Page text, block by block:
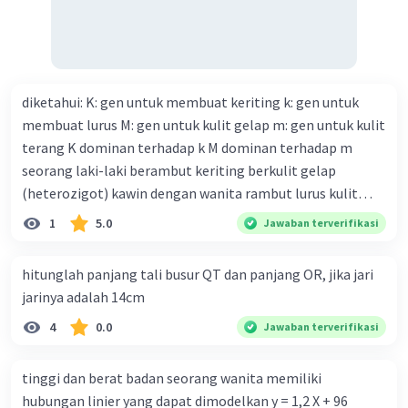
diketahui: K: gen untuk membuat keriting k: gen untuk
membuat lurus M: gen untuk kulit gelap m: gen untuk kulit
terang K dominan terhadap k M dominan terhadap m
seorang laki-laki berambut keriting berkulit gelap
(heterozigot) kawin dengan wanita rambut lurus kulit
terang tentukan : a. bagan perkawinannya b. rasio
genotipe dan rasio fenotipe nya c. jika perkawinan itu
dengan prosentase
1 5.0 Jawaban terverifikasi
hitunglah panjang tali busur QT dan panjang OR, jika jari
jarinya adalah 14cm
4 0.0 Jawaban terverifikasi
tinggi dan berat badan seorang wanita memiliki
hubungan linier yang dapat dimodelkan y = 1,2 X + 96